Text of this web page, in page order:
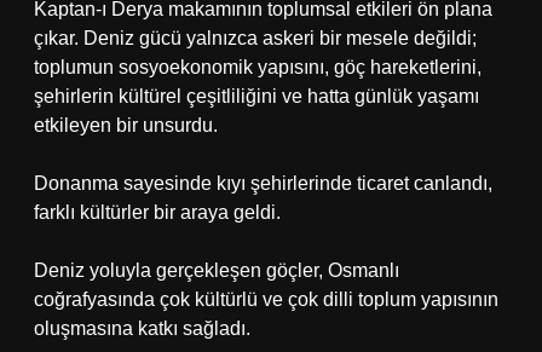
Kaptan-ı Derya makamının toplumsal etkileri ön plana
çıkar. Deniz gücü yalnızca askeri bir mesele değildi;
toplumun sosyoekonomik yapısını, göç hareketlerini,
şehirlerin kültürel çeşitliliğini ve hatta günlük yaşamı
etkileyen bir unsurdu.
Donanma sayesinde kıyı şehirlerinde ticaret canlandı,
farklı kültürler bir araya geldi.
Deniz yoluyla gerçekleşen göçler, Osmanlı
coğrafyasında çok kültürlü ve çok dilli toplum yapısının
oluşmasına katkı sağladı.